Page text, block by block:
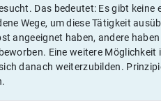
Das bedeutet: Es gibt
Wege, um diese Tätigkeit
angeeignet haben, andere
Eine weitere
danach weiterzubilden.